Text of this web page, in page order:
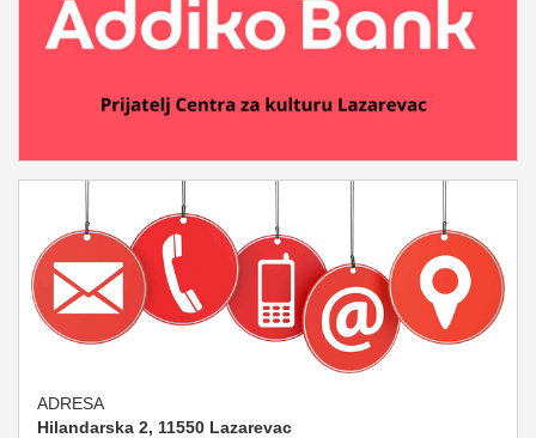
ADRESA
Hilandarska 2, 11550 Lazarevac